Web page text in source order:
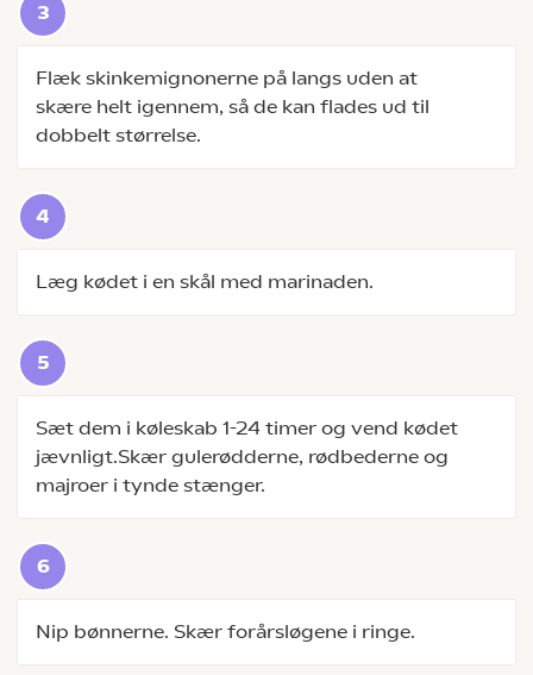
Flæk skinkemignonerne på langs uden at
skære helt igennem, så de kan flades ud til
dobbelt størrelse.
Læg kødet i en skål med marinaden.
Sæt dem i køleskab 1-24 timer og vend kødet
jævnligt.Skær gulerødderne, rødbederne og
majroer i tynde stænger.
Nip bønnerne. Skær forårsløgene i ringe.